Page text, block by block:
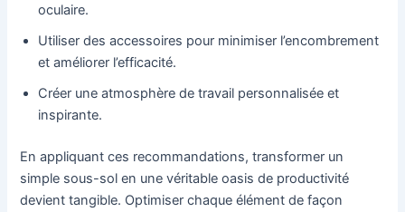
oculaire.
Utiliser des accessoires pour minimiser l’encombrement
et améliorer l’efficacité.
Créer une atmosphère de travail personnalisée et
inspirante.
En appliquant ces recommandations, transformer un
simple sous-sol en une véritable oasis de productivité
devient tangible. Optimiser chaque élément de façon